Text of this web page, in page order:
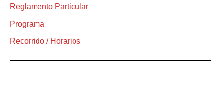
Reglamento Particular
Programa
Recorrido / Horarios